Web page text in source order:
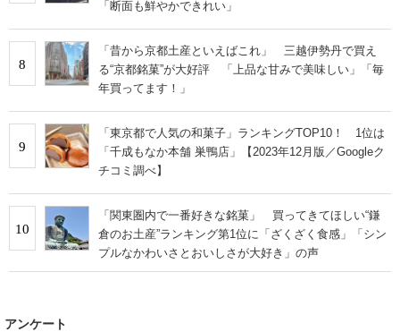
「断面も鮮やかできれい」
8
「昔から京都土産といえばこれ」 三越伊勢丹で買え
る“京都銘菓”が大好評 「上品な甘みで美味しい」「毎
年買ってます！」
9
「東京都で人気の和菓子」ランキングTOP10！ 1位は
「千成もなか本舗 巣鴨店」【2023年12月版／Googleク
チコミ調べ】
10
「関東圏内で一番好きな銘菓」 買ってきてほしい“鎌
倉のお土産”ランキング第1位に「ざくざく食感」「シン
プルなかわいさとおいしさが大好き」の声
アンケート